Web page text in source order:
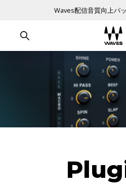
Waves配信音質向上パ